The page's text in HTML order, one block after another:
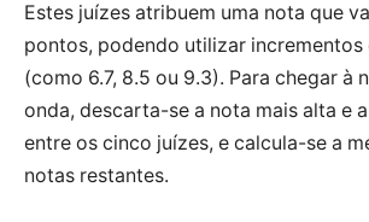
Estes juízes atribuem uma nota que
pontos, podendo utilizar incrementos
(como 6.7, 8.5 ou 9.3). Para chegar à
onda, descarta-se a nota mais alta e
entre os cinco juízes, e calcula-se a
notas restantes.